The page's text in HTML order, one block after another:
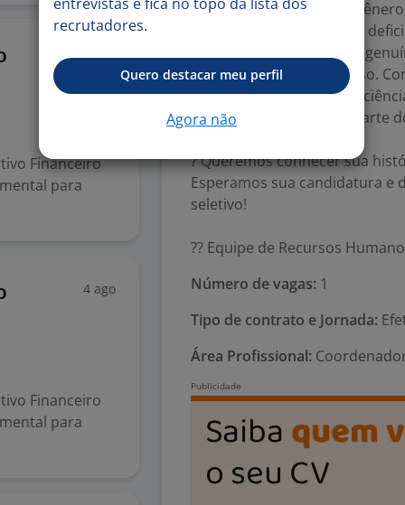
Financeiro
para
4 ago
Financeiro
para
independentemente de
gênero, idade, religião ou
Temos um compromisso
mais inclusivo e respeitoso.
negras, pessoas com
LGBTQIAPN+ a fazerem parte
? Queremos conhecer sua
Esperamos sua candidatura e
seletivo!
?? Equipe de Recursos
Número de vagas: 1
Tipo de contrato e Jornada:
Área Profissional:
recrutadores.
Quero destacar meu perfil
Agora não